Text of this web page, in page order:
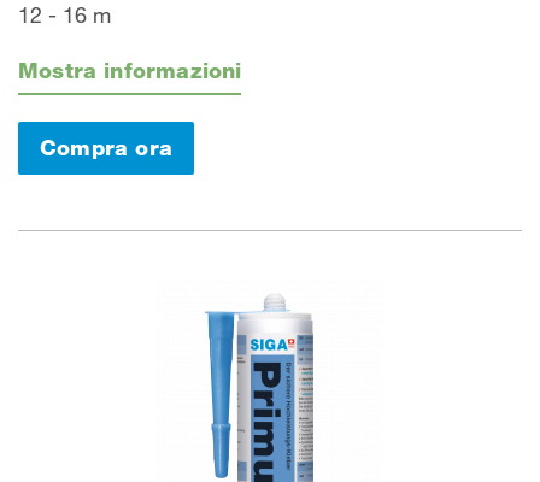
12 - 16 m
Mostra informazioni
Compra ora